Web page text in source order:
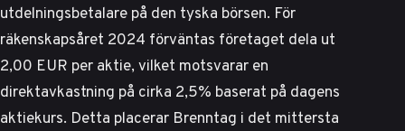
utdelningsbetalare på den tyska börsen. För
räkenskapsåret 2024 förväntas företaget dela ut
2,00 EUR per aktie, vilket motsvarar en
direktavkastning på cirka 2,5% baserat på dagens
aktiekurs. Detta placerar Brenntag i det mittersta